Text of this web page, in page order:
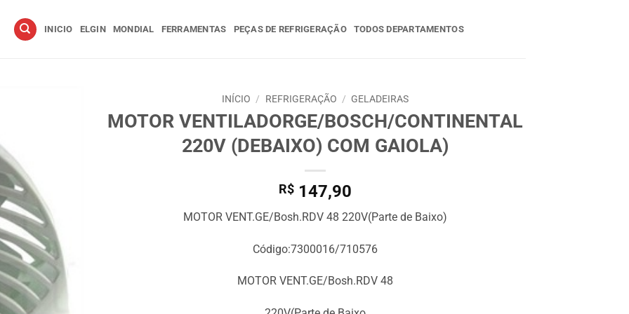
INICIO ELGIN MONDIAL FERRAMENTAS PEÇAS DE REFRIGERAÇÃO TODOS DEPARTAMENTOS
INÍCIO / REFRIGERAÇÃO / GELADEIRAS
MOTOR VENTILADORGE/BOSCH/CONTINENTAL
220V (DEBAIXO) COM GAIOLA)
R$ 147,90
MOTOR VENT.GE/Bosh.RDV 48 220V(Parte de Baixo)
Código:7300016/710576
MOTOR VENT.GE/Bosh.RDV 48